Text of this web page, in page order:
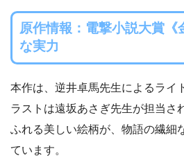
原作情報：電撃小説大賞《
な実力
本作は、逆井卓馬先生によるライ
ラストは遠坂あさぎ先生が担当さ
ふれる美しい絵柄が、物語の繊細
ています。